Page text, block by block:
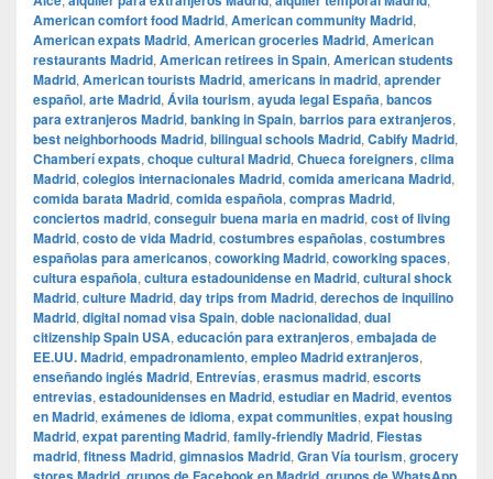
American comfort food Madrid, American community Madrid,
American expats Madrid, American groceries Madrid, American
restaurants Madrid, American retirees in Spain, American students
Madrid, American tourists Madrid, americans in madrid, aprender
español, arte Madrid, Ávila tourism, ayuda legal España, bancos
para extranjeros Madrid, banking in Spain, barrios para extranjeros,
best neighborhoods Madrid, bilingual schools Madrid, Cabify Madrid,
Chamberí expats, choque cultural Madrid, Chueca foreigners, clima
Madrid, colegios internacionales Madrid, comida americana Madrid,
comida barata Madrid, comida española, compras Madrid,
conciertos madrid, conseguir buena maria en madrid, cost of living
Madrid, costo de vida Madrid, costumbres españolas, costumbres
españolas para americanos, coworking Madrid, coworking spaces,
cultura española, cultura estadounidense en Madrid, cultural shock
Madrid, culture Madrid, day trips from Madrid, derechos de inquilino
Madrid, digital nomad visa Spain, doble nacionalidad, dual
citizenship Spain USA, educación para extranjeros, embajada de
EE.UU. Madrid, empadronamiento, empleo Madrid extranjeros,
enseñando inglés Madrid, Entrevías, erasmus madrid, escorts
entrevias, estadounidenses en Madrid, estudiar en Madrid, eventos
en Madrid, exámenes de idioma, expat communities, expat housing
Madrid, expat parenting Madrid, family-friendly Madrid, Fiestas
madrid, fitness Madrid, gimnasios Madrid, Gran Vía tourism, grocery